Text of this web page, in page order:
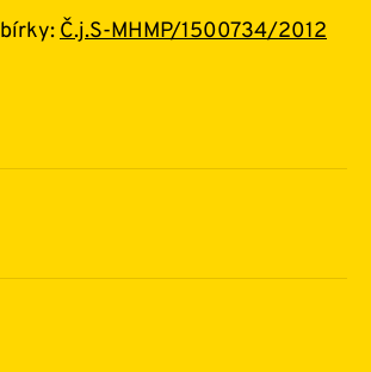
Č.j.S-MHMP/1500734/2012
o nadaci
darů